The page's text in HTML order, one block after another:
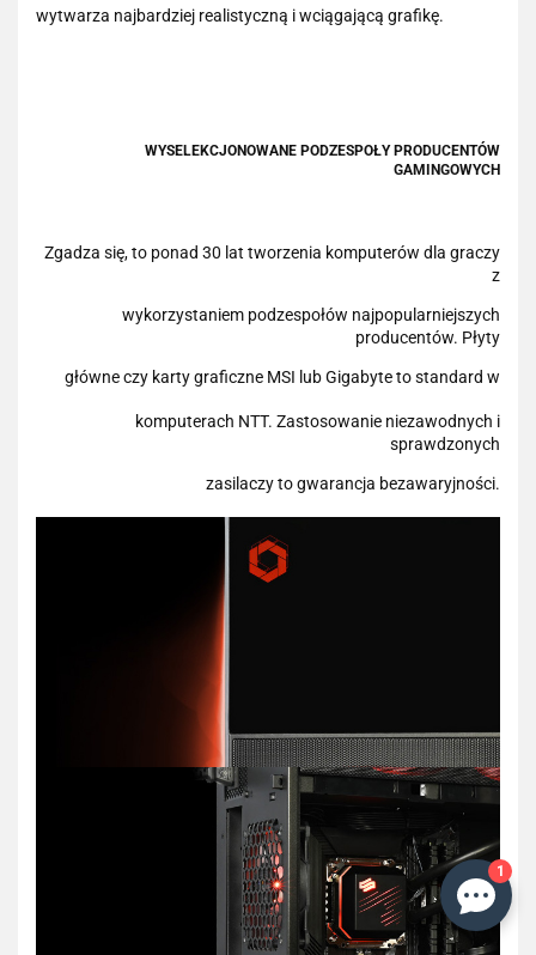
wytwarza najbardziej realistyczną i wciągającą grafikę.
WYSELEKCJONOWANE PODZESPOŁY PRODUCENTÓW
GAMINGOWYCH
Zgadza się, to ponad 30 lat tworzenia komputerów dla graczy
z
wykorzystaniem podzespołów najpopularniejszych
producentów. Płyty
główne czy karty graficzne MSI lub Gigabyte to standard w
komputerach NTT. Zastosowanie niezawodnych i
sprawdzonych
zasilaczy to gwarancja bezawaryjności.
1